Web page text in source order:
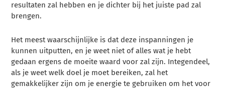
resultaten zal hebben en je dichter bij het juiste pad zal
brengen.
Het meest waarschijnlijke is dat deze inspanningen je
kunnen uitputten, en je weet niet of alles wat je hebt
gedaan ergens de moeite waard voor zal zijn. Integendeel,
als je weet welk doel je moet bereiken, zal het
gemakkelijker zijn om je energie te gebruiken om het voor